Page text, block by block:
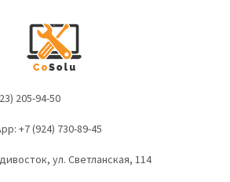
205-94-50
+7 (924) 730-89-45
ул. Светланская, 114